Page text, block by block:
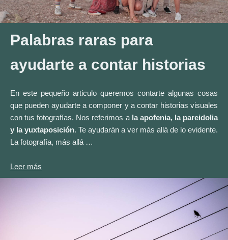
Palabras raras para
ayudarte a contar historias
En este pequeño articulo queremos contarte algunas cosas
que pueden ayudarte a componer y a contar historias visuales
con tus fotografías. Nos referimos a la apofenia, la pareidolia
y la yuxtaposición. Te ayudarán a ver más allá de lo evidente.
La fotografía, más allá …
Leer más